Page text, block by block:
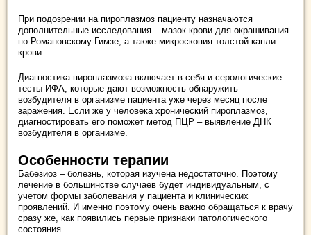
При подозрении на пироплазмоз пациенту назначаются
дополнительные исследования – мазок крови для окрашивания
по Романовскому-Гимзе, а также микроскопия толстой капли
крови.
Диагностика пироплазмоза включает в себя и серологические
тесты ИФА, которые дают возможность обнаружить
возбудителя в организме пациента уже через месяц после
заражения. Если же у человека хронический пироплазмоз,
диагностировать его поможет метод ПЦР – выявление ДНК
возбудителя в организме.
Особенности терапии
Бабезиоз – болезнь, которая изучена недостаточно. Поэтому
лечение в большинстве случаев будет индивидуальным, с
учетом формы заболевания у пациента и клинических
проявлений. И именно поэтому очень важно обращаться к врачу
сразу же, как появились первые признаки патологического
состояния.